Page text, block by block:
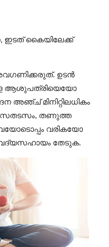
കൈയിലേക്ക്
ഉടന്‍
ആശുപത്രിയെയോ
അഞ്ച് മിനിറ്റിലധികം
തണുത്ത
വരികയോ
തേടുക.